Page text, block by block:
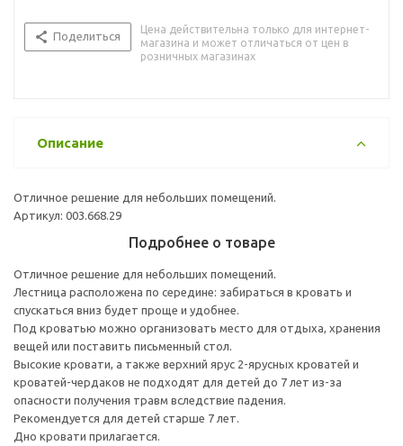
Поделиться
Цена действительна только для интернет-
магазина и может отличаться от цен в
розничных магазинах
Описание
Отличное решение для небольших помещений.
Артикул: 003.668.29
Подробнее о товаре
Отличное решение для небольших помещений.
Лестница расположена по середине: забираться в кровать и
спускаться вниз будет проще и удобнее.
Под кроватью можно организовать место для отдыха, хранения
вещей или поставить письменный стол.
Высокие кровати, а также верхний ярус 2-ярусных кроватей и
кроватей-чердаков не подходят для детей до 7 лет из-за
опасности получения травм вследствие падения.
Рекомендуется для детей старше 7 лет.
Дно кровати прилагается.